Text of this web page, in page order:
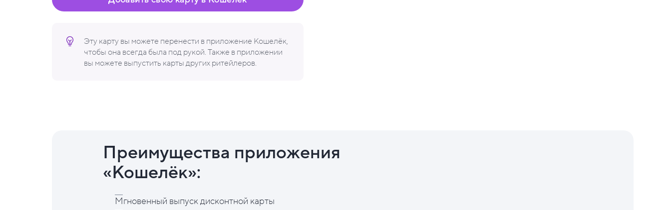
Эту карту вы можете перенести в приложение Кошелёк,
чтобы она всегда была под рукой. Также в приложении
вы можете выпустить карты других ритейлеров.
Преимущества приложения
«Кошелёк»:
Мгновенный выпуск дисконтной карты